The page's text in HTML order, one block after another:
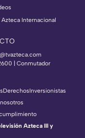
Azteca Internacional
| Conmutador
DerechosInversionistas
Azteca III y